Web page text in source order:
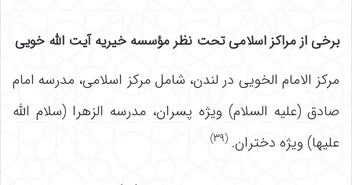
برخی از مراکز اسلامی تحت نظر مؤسسه خیریه آیت الله خویی
مرکز الامام الخویی در لندن، شامل مرکز اسلامی، مدرسه امام
صادق (علیه السلام) ویژه پسران، مدرسه الزهرا (سلام الله
علیها) ویژه دختران. (۳۹)